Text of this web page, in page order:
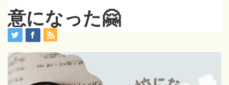
意になった🤗